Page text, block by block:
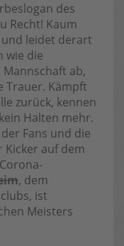
des
Recht! Kaum
leidet derart
wie die
ab,
Trauer. Kämpft
zurück, kennen
Halten mehr.
Fans und die
Kicker auf dem
, dem
ist
Meisters